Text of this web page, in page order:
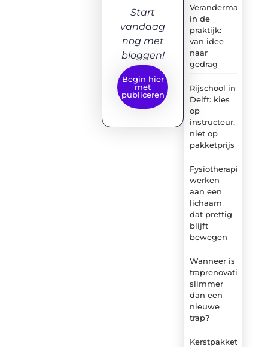
in de
praktijk:
van idee
naar
gedrag
Rijschool in
Delft: kies
op
instructeur,
niet op
pakketprijs
Fysiotherapie:
werken
aan een
lichaam
dat prettig
blijft
bewegen
Wanneer is
traprenovatie
slimmer
dan een
nieuwe
trap?
Kerstpakket
Start
vandaag
nog met
bloggen!
Begin hier
met
publiceren